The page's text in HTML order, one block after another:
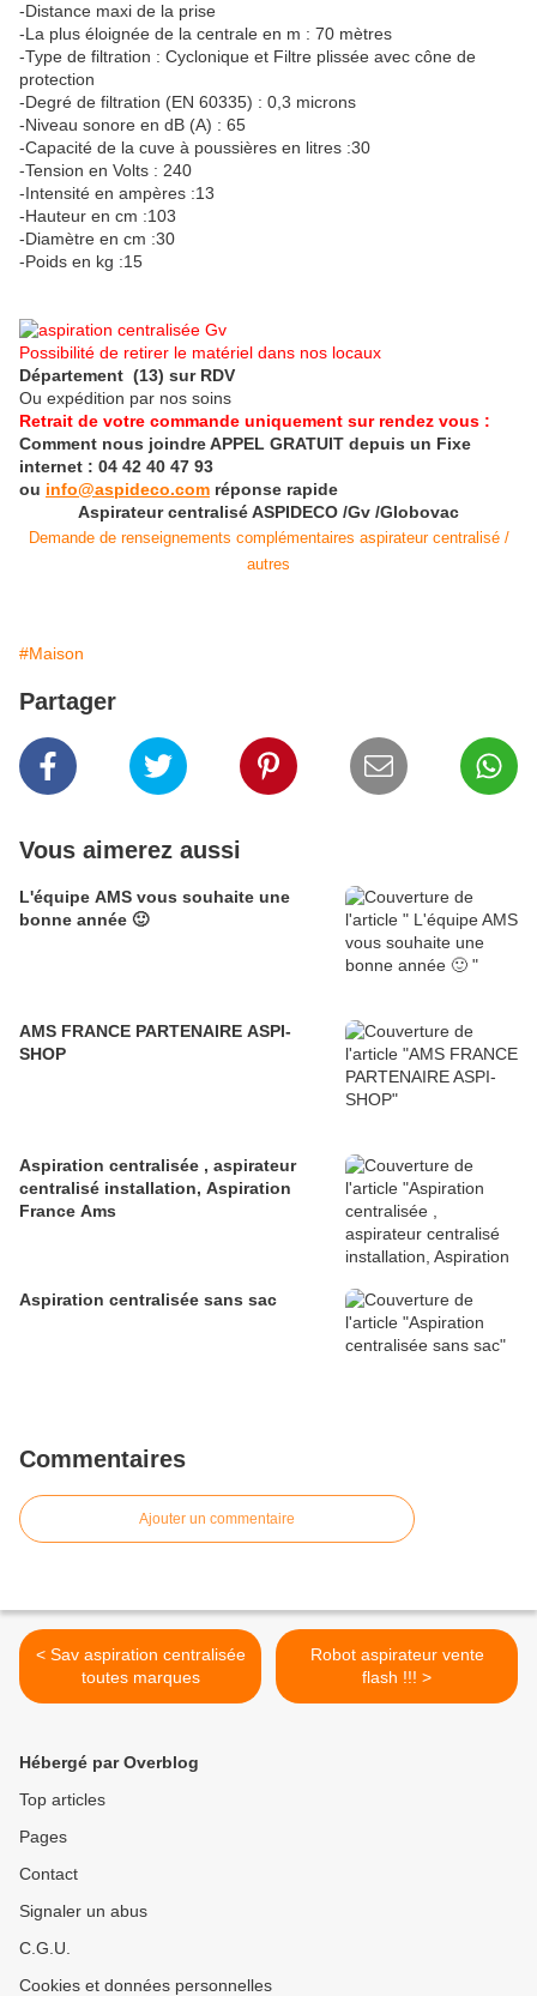
-Distance maxi de la prise
-La plus éloignée de la centrale en m : 70 mètres
-Type de filtration : Cyclonique et Filtre plissée avec cône de
protection
-Degré de filtration (EN 60335) : 0,3 microns
-Niveau sonore en dB (A) : 65
-Capacité de la cuve à poussières en litres :30
-Tension en Volts : 240
-Intensité en ampères :13
-Hauteur en cm :103
-Diamètre en cm :30
-Poids en kg :15
Possibilité de retirer le matériel dans nos locaux
Département (13) sur RDV
Ou expédition par nos soins
Retrait de votre commande uniquement sur rendez vous :
Comment nous joindre APPEL GRATUIT depuis un Fixe
internet : 04 42 40 47 93
ou info@aspideco.com réponse rapide
Aspirateur centralisé ASPIDECO /Gv /Globovac
Demande de renseignements complémentaires aspirateur centralisé /
autres
#Maison
Partager
Vous aimerez aussi
L'équipe AMS vous souhaite une
bonne année 🙂
AMS FRANCE PARTENAIRE ASPI-
SHOP
Aspiration centralisée , aspirateur
centralisé installation, Aspiration
France Ams
Aspiration centralisée sans sac
Commentaires
Ajouter un commentaire
< Sav aspiration centralisée
toutes marques
Robot aspirateur vente
flash !!! >
Hébergé par Overblog
Top articles
Pages
Contact
Signaler un abus
C.G.U.
Cookies et données personnelles